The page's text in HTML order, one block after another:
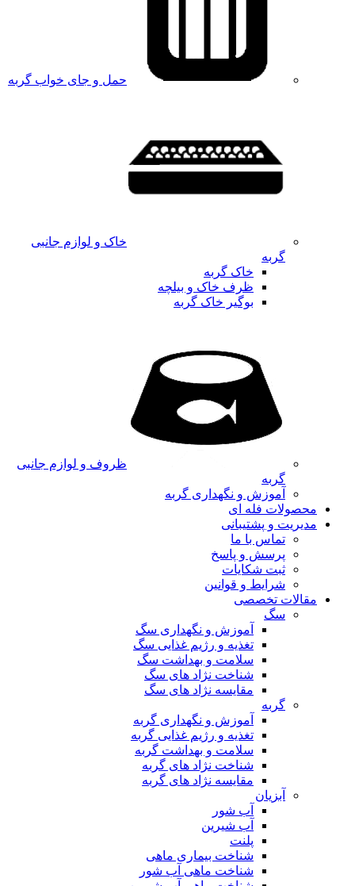
حمل و جای خواب گربه
خاک و لوازم جانبی
گربه
خاک گربه
ظرف خاک و بیلچه
بوگیر خاک گربه
ظروف و لوازم جانبی
گربه
آموزش و نگهداری گربه
محصولات فله ای
مدیریت و پشتیبانی
تماس با ما
پرسش و پاسخ
ثبت شکایات
شرایط و قوانین
مقالات تخصصی
سگ
آموزش و نگهداری سگ
تغذیه و رژیم غذایی سگ
سلامت و بهداشت سگ
شناخت نژاد های سگ
مقایسه نژاد های سگ
گربه
آموزش و نگهداری گربه
تغذیه و رژیم غذایی گربه
سلامت و بهداشت گربه
شناخت نژاد های گربه
مقایسه نژاد های گربه
آبزیان
آب شور
آب شیرین
پلنت
شناخت بیماری ماهی
شناخت ماهی آب شور